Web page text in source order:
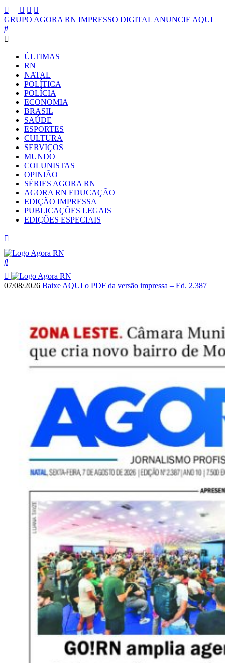
GRUPO AGORA RN IMPRESSO DIGITAL ANUNCIE AQUI
ÚLTIMAS
RN
NATAL
POLÍTICA
POLÍCIA
ECONOMIA
BRASIL
SAÚDE
ESPORTES
CULTURA
SERVIÇOS
MUNDO
COLUNISTAS
OPINIÃO
SÉRIES AGORA RN
AGORA RN EDUCAÇÃO
EDIÇÃO IMPRESSA
PUBLICAÇÕES LEGAIS
EDIÇÕES ESPECIAIS
07/08/2026 Baixe AQUI o PDF da versão impressa – Ed. 2.387